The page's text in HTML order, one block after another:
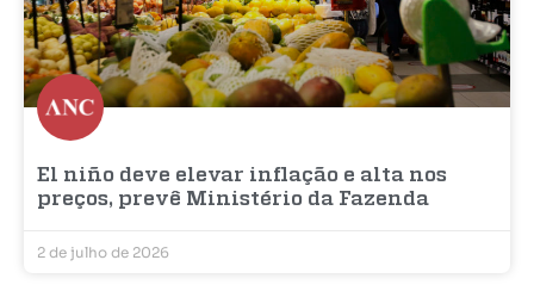
El niño deve elevar inflação e alta nos
preços, prevê Ministério da Fazenda
2 de julho de 2026